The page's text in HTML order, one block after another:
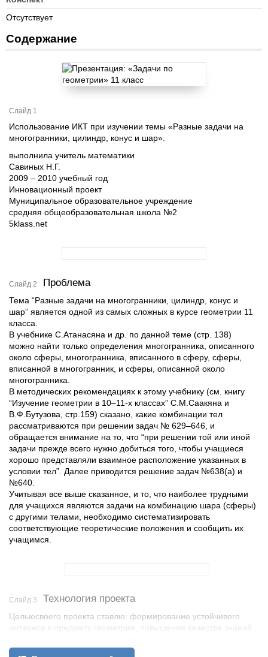
Отсутствует
Содержание
Слайд 1
Использование ИКТ при изучении темы «Разные задачи на
многогранники, цилиндр, конус и шар».
выполнила учитель математики
Савиных Н.Г.
2009 – 2010 учебный год
Инновационный проект
Муниципальное образовательное учреждение
средняя общеобразовательная школа №2
5klass.net
Слайд 2 Проблема
Тема “Разные задачи на многогранники, цилиндр, конус и
шар” является одной из самых сложных в курсе геометрии 11
класса.
В учебнике С.Атанасяна и др. по данной теме (стр. 138)
можно найти только определения многогранника, описанного
около сферы, многогранника, вписанного в сферу, сферы,
вписанной в многогранник, и сферы, описанной около
многогранника.
В методических рекомендациях к этому учебнику (см. книгу
“Изучение геометрии в 10–11-х классах” С.М.Саакяна и
В.Ф.Бутузова, стр.159) сказано, какие комбинации тел
рассматриваются при решении задач № 629–646, и
обращается внимание на то, что “при решении той или иной
задачи прежде всего нужно добиться того, чтобы учащиеся
хорошо представляли взаимное расположение указанных в
условии тел”. Далее приводится решение задач №638(а) и
№640.
Учитывая все выше сказанное, и то, что наиболее трудными
для учащихся являются задачи на комбинацию шара (сферы)
с другими телами, необходимо систематизировать
соответствующие теоретические положения и сообщить их
учащимся.
Слайд 3 Технология проекта
Цельюсвоего проекта ставлю: формирование устойчивого
интереса к предмету геометрия, повышения качества знаний
Достижение обозначенной цели предполагает решение мной